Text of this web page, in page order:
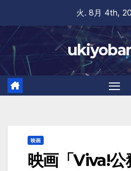
content
火. 8月 4th,
映画
映画「Viva!公